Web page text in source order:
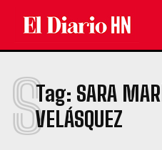
Tag: SARA
VELÁSQUEZ
S